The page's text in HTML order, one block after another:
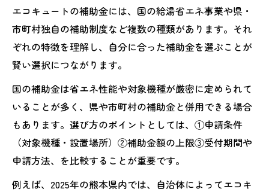
エコキュートの補助金には、国の給湯省エネ事業や県・
市町村独自の補助制度など複数の種類があります。それ
ぞれの特徴を理解し、自分に合った補助金を選ぶことが
賢い選択につながります。
国の補助金は省エネ性能や対象機種が厳密に定められて
いることが多く、県や市町村の補助金と併用できる場合
もあります。選び方のポイントとしては、①申請条件
（対象機種・設置場所）②補助金額の上限③受付期間や
申請方法、を比較することが重要です。
例えば、2025年の熊本県内では、自治体によってエコキ